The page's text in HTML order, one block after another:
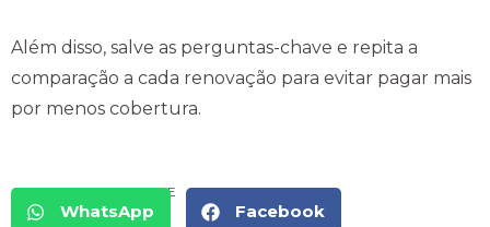
Além disso, salve as perguntas-chave e repita a
comparação a cada renovação para evitar pagar mais
por menos cobertura.
COMPARTILHE
WhatsApp Facebook